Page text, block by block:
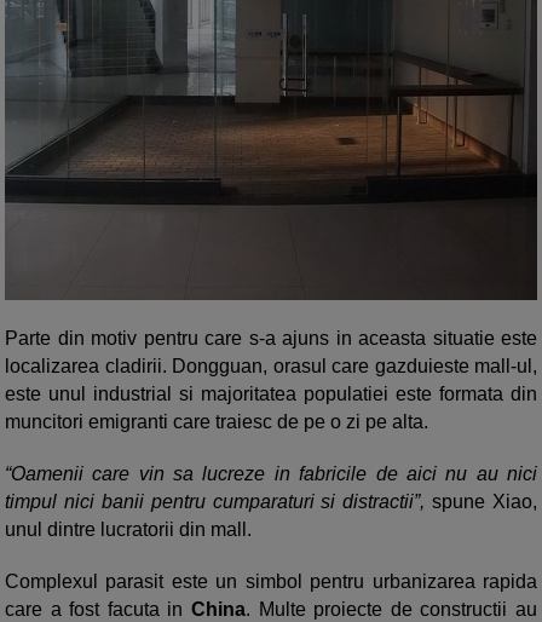
Parte din motiv pentru care s-a ajuns in aceasta situatie este
localizarea cladirii. Dongguan, orasul care gazduieste mall-ul,
este unul industrial si majoritatea populatiei este formata din
muncitori emigranti care traiesc de pe o zi pe alta.
“Oamenii care vin sa lucreze in fabricile de aici nu au nici
timpul nici banii pentru cumparaturi si distractii”, spune Xiao,
unul dintre lucratorii din mall.
Complexul parasit este un simbol pentru urbanizarea rapida
care a fost facuta in China. Multe proiecte de constructii au